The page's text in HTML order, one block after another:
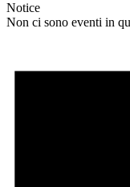
Notice
Non ci sono eventi in